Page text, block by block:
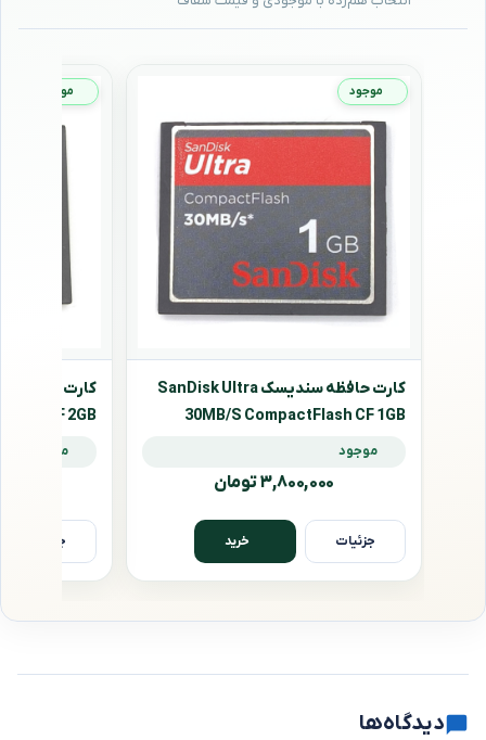
موجود
کارت حافظه سندیسک SanDisk Ultra
30MB/S CompactFlash CF 1GB
موجود
۳,۸۰۰,۰۰۰ تومان
جزئیات خرید
موجود
CF 2GB
موجود
جزئیات
دیدگاه‌ها